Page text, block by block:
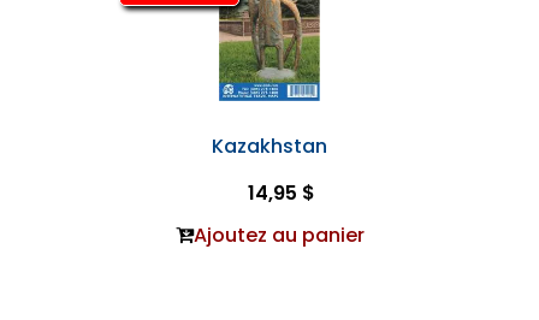
Kazakhstan
14,95 $
Ajoutez au panier